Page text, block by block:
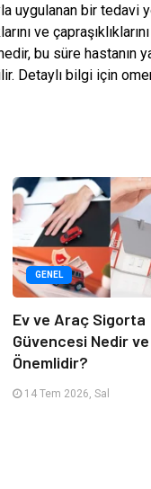
uygulanan bir tedavi
ve
bu süre hastanın
Detaylı bilgi için
GENEL
Ev ve Araç Sigorta
Güvencesi Nedir
Önemlidir?
14 Tem 2026, Sal